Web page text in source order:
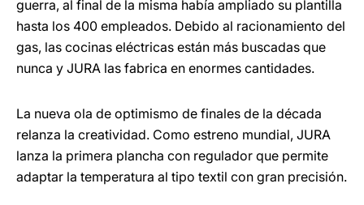
guerra, al final de la misma había ampliado su plantilla
hasta los 400 empleados. Debido al racionamiento del
gas, las cocinas eléctricas están más buscadas que
nunca y JURA las fabrica en enormes cantidades.
La nueva ola de optimismo de finales de la década
relanza la creatividad. Como estreno mundial, JURA
lanza la primera plancha con regulador que permite
adaptar la temperatura al tipo textil con gran precisión.